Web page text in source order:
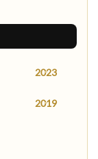
2023
2019